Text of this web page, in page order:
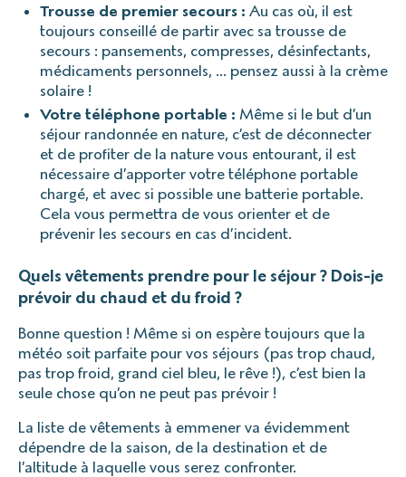
Trousse de premier secours : Au cas où, il est
toujours conseillé de partir avec sa trousse de
secours : pansements, compresses, désinfectants,
médicaments personnels, … pensez aussi à la crème
solaire !
Votre téléphone portable : Même si le but d’un
séjour randonnée en nature, c’est de déconnecter
et de profiter de la nature vous entourant, il est
nécessaire d’apporter votre téléphone portable
chargé, et avec si possible une batterie portable.
Cela vous permettra de vous orienter et de
prévenir les secours en cas d’incident.
Quels vêtements prendre pour le séjour ? Dois-je
prévoir du chaud et du froid ?
Bonne question ! Même si on espère toujours que la
météo soit parfaite pour vos séjours (pas trop chaud,
pas trop froid, grand ciel bleu, le rêve !), c’est bien la
seule chose qu’on ne peut pas prévoir !
La liste de vêtements à emmener va évidemment
dépendre de la saison, de la destination et de
l’altitude à laquelle vous serez confronter.